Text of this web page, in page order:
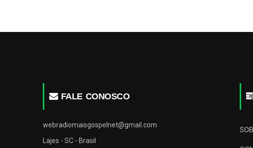
FALE CONOSCO
webradiomaisgospelnet@gmail.com
Lajes - SC - Brasil